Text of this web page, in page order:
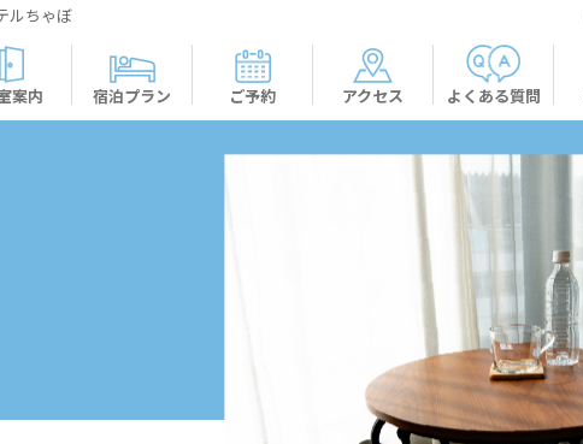
ルちゃぼ
案内 宿泊プラン ご予約 アクセス よくある質問